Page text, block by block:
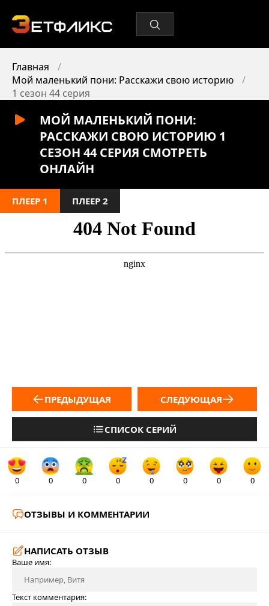
Главная
Мой маленький пони: Расскажи свою историю
1 сезон 44 серия
МОЙ МАЛЕНЬКИЙ ПОНИ:
РАССКАЖИ СВОЮ ИСТОРИЮ 1
СЕЗОН 44 СЕРИЯ СМОТРЕТЬ
ОНЛАЙН
ПЛЕЕР 1 ПЛЕЕР 2
ПРЕДЫДУЩАЯ
СПИСОК СЕРИЙ
СЛЕДУЮЩАЯ
0 0 0 0 0 0 0 0
ОТЗЫВЫ И КОММЕНТАРИИ
НАПИСАТЬ ОТЗЫВ
Ваше имя:
Текст комментария: